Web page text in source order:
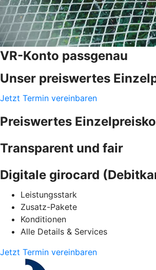
VR-Konto passgenau
Unser preiswertes
Jetzt Termin vereinbaren
Preiswertes
Transparent und fair
Digitale girocard
Leistungsstark
Zusatz-Pakete
Konditionen
Alle Details & Services
Jetzt Termin vereinbaren